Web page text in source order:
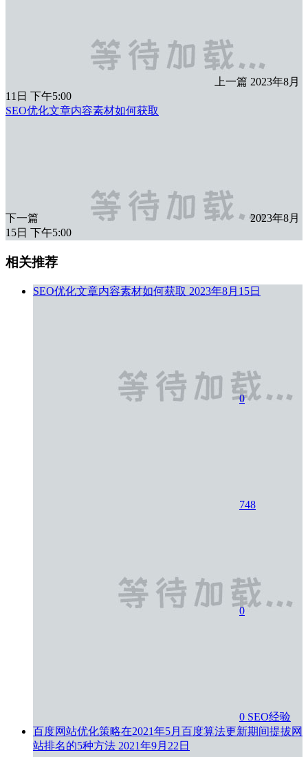
上一篇 2023年8月
11日 下午5:00
SEO优化文章内容素材如何获取
下一篇
2023年8月
15日 下午5:00
相关推荐
SEO优化文章内容素材如何获取 2023年8月15日
0
748
0
0 SEO经验
百度网站优化策略在2021年5月百度算法更新期间提拔网
站排名的5种方法 2021年9月22日